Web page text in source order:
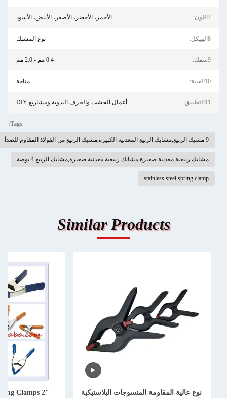
7اللون: الأحمر، الأخضر، الأصفر، الأبيض، الأسود
8الهيكل: نوع المشبك
9سمك: 0.4 مم - 2.0 مم
10العينة: متاحة
11التطبيق: أعمال الخشب والحرف اليدوية ومشاريع DIY
Tags:
9 مشبك الربيع,مشابك الربيع المعدنية الكبيرة,مشبك الربيع من الفولاذ المقاوم للصدأ
مشابك ربيعية معدنية صغيرة,مشابك ربيعية معدنية صغيرة,مشابك الربيع 4 بوصة
stainless steel spring clamp
Similar Products
نوع عالية المقاومة المنسوجات البلاستيكية
Clamps 2"